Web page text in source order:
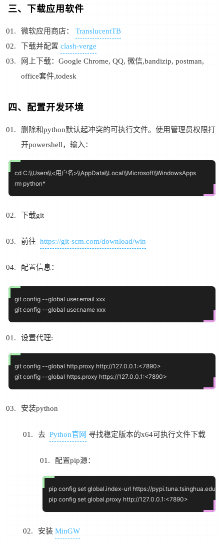
三、下载应用软件
微软应用商店：
TranslucentTB
下载并配置 clash-verge
网上下载：Google Chrome, QQ, 微信,bandizip, postman,
office套件,todesk
四、配置开发环境
删除和python默认起冲突的可执行文件。使用管理员权限打
开powershell，输入：
cd C:\\Users\\<用户名>\\AppData\\Local\\Microsoft\\WindowsApps
下载git
前往 https://git-scm.com/download/win
配置信息：
git config --global user.email xxx
设置代理:
git config --global http.proxy http://127.0.0.1:<7890>
安装python
去 Python官网 寻找稳定版本的x64可执行文件下载
配置pip源：
pip config set global.index-url https://
安装 MinGW